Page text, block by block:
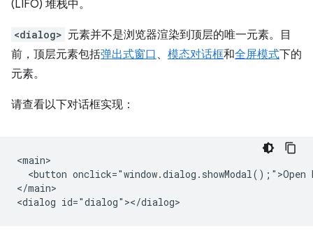
(LIFO) 堆栈中。
<dialog> 元素并不是浏览器渲染到顶层的唯一元素。目
前，顶层元素包括弹出式窗口 、 模态对话框和全屏模式下的
元素。
请查看以下对话框实现：
<main>
<button onclick="window.dialog.showModal();">Open
</main>